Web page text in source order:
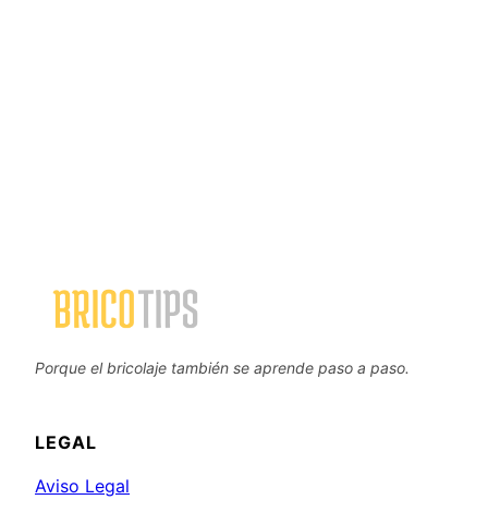
Porque el bricolaje también se aprende paso a paso.
LEGAL
Aviso Legal